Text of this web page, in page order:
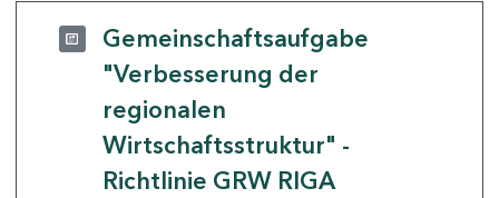
Gemeinschaftsaufgabe
"Verbesserung der
regionalen
Wirtschaftsstruktur" -
Richtlinie GRW RIGA